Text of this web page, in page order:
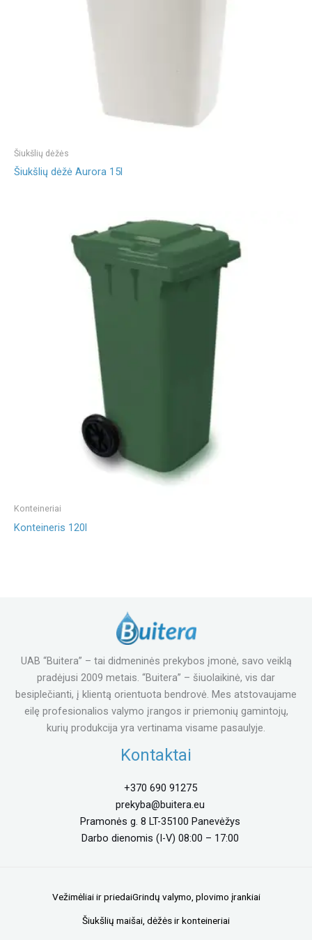
Šiukšlių dėžės
Šiukšlių dėžė Aurora 15l
Konteineriai
Konteineris 120l
UAB “Buitera” – tai didmeninės prekybos įmonė, savo veiklą
pradėjusi 2009 metais. “Buitera” – šiuolaikinė, vis dar
besiplečianti, į klientą orientuota bendrovė. Mes atstovaujame
eilę profesionalios valymo įrangos ir priemonių gamintojų,
kurių produkcija yra vertinama visame pasaulyje.
Kontaktai
+370 690 91275
prekyba@buitera.eu
Pramonės g. 8 LT-35100 Panevėžys
Darbo dienomis (I-V) 08:00 – 17:00
Vežimėliai ir priedaiGrindų valymo, plovimo įrankiai
Šiukšlių maišai, dėžės ir konteineriai